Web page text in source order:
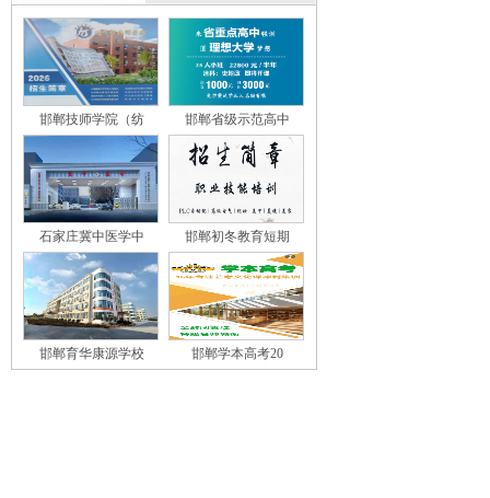
邯郸技师学院（纺 邯郸省级示范高中
石家庄冀中医学中 邯郸初冬教育短期
邯郸育华康源学校 邯郸学本高考20